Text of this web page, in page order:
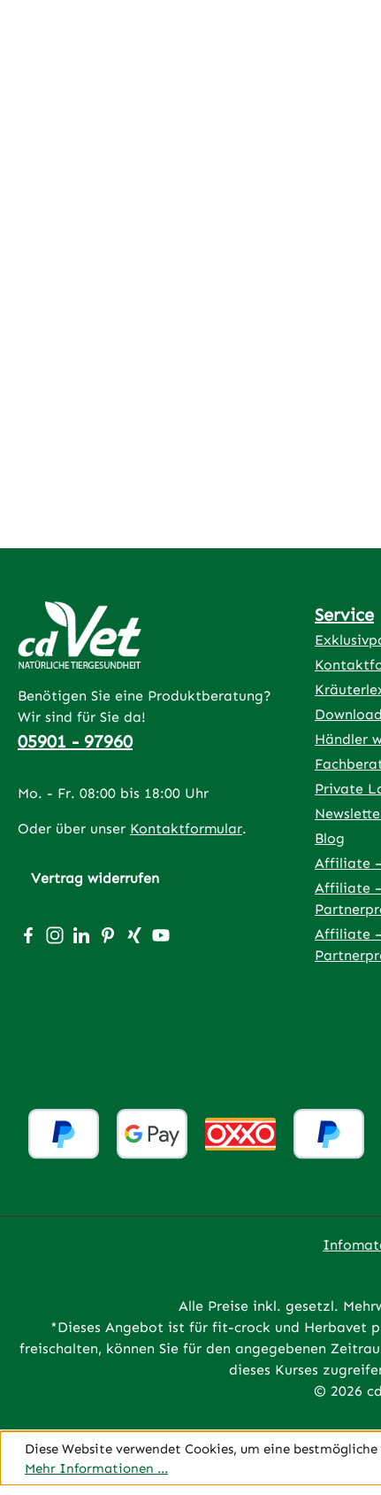
Benötigen Sie eine Produktberatung?
Wir sind für Sie da!
05901 - 97960
Mo. - Fr. 08:00 bis 18:00 Uhr
Oder über unser Kontaktformular.
Vertrag widerrufen
Besuche uns auf Facebook – öffnet in neuem Tab
Schau auf Instagram vorbei – öffnet in neuem
Vernetze dich mit uns auf LinkedIn – öffnet
Lass dich auf Pinterest inspirieren –
Vernetze dich mit uns auf Xing –
Sieh dir unsere Videos auf
Service
Händler
Private
Blog
Affiliate
Affiliate
Affiliate
Alle Preise inkl. gesetzl.
*Dieses Angebot ist für fit-crock und Herbavet
freischalten, können Sie für den angegebenen
dieses Kurses
© 2026
Diese Website verwendet Cookies, um eine
Mehr Informationen ...